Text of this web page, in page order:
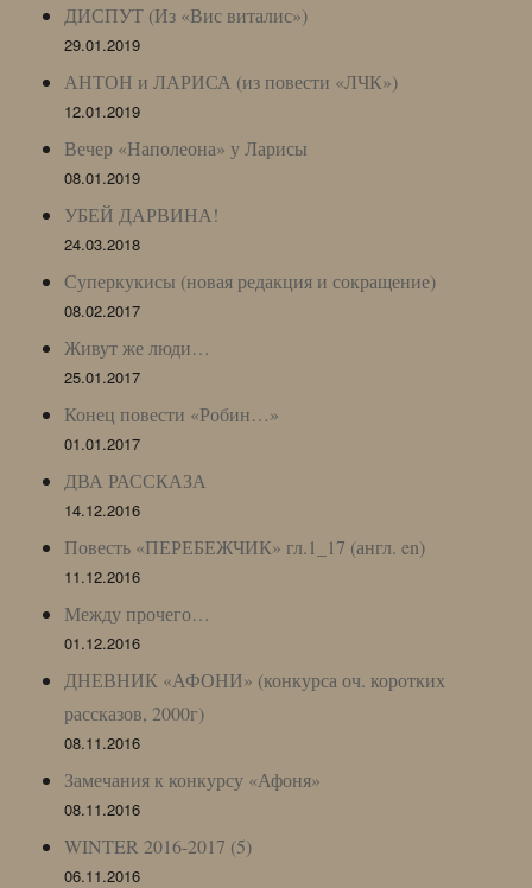
ДИСПУТ (Из «Вис виталис»)
29.01.2019
АНТОН и ЛАРИСА (из повести «ЛЧК»)
12.01.2019
Вечер «Наполеона» у Ларисы
08.01.2019
УБЕЙ ДАРВИНА!
24.03.2018
Суперкукисы (новая редакция и сокращение)
08.02.2017
Живут же люди…
25.01.2017
Конец повести «Робин…»
01.01.2017
ДВА РАССКАЗА
14.12.2016
Повесть «ПЕРЕБЕЖЧИК» гл.1_17 (англ. en)
11.12.2016
Между прочего…
01.12.2016
ДНЕВНИК «АФОНИ» (конкурса оч. коротких
рассказов, 2000г)
08.11.2016
Замечания к конкурсу «Афоня»
08.11.2016
WINTER 2016-2017 (5)
06.11.2016